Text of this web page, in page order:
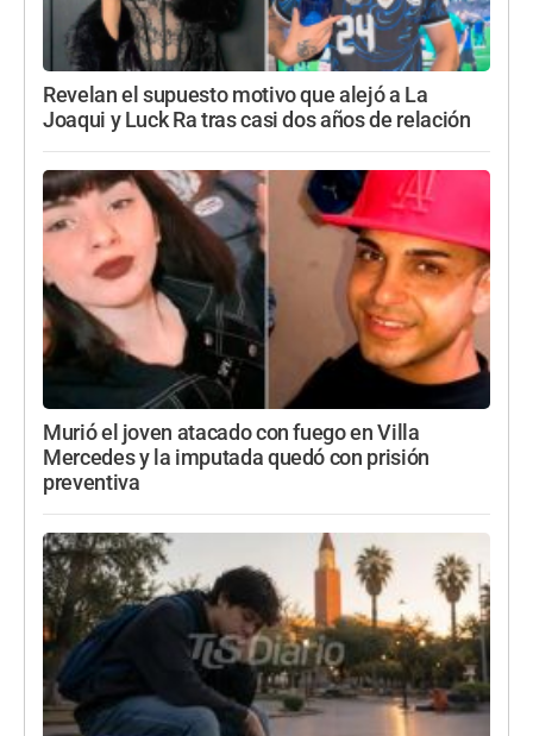
Revelan el supuesto motivo que alejó a La
Joaqui y Luck Ra tras casi dos años de relación
Murió el joven atacado con fuego en Villa
Mercedes y la imputada quedó con prisión
preventiva